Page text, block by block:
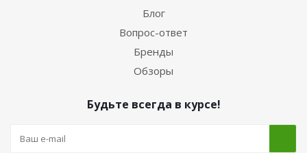
Блог
Вопрос-ответ
Бренды
Обзоры
Будьте всегда в курсе!